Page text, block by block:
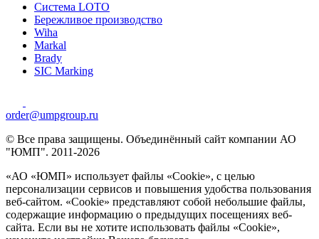
Система LOTO
Бережливое производство
Wiha
Markal
Brady
SIC Marking
order@umpgroup.ru
© Все права защищены. Объединённый сайт компании АО
"ЮМП". 2011-2026
«АО «ЮМП» использует файлы «Сookie», с целью
персонализации сервисов и повышения удобства пользования
веб-сайтом. «Cookie» представляют собой небольшие файлы,
содержащие информацию о предыдущих посещениях веб-
сайта. Если вы не хотите использовать файлы «Сookie»,